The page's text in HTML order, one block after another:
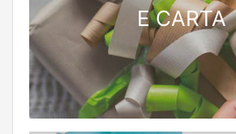
E CARTA